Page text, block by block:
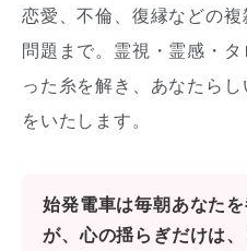
恋愛、不倫、復縁などの
問題まで。霊視・霊感・
った糸を解き、あなたら
をいたします。
始発電車は毎朝あなた
が、心の揺らぎだけは